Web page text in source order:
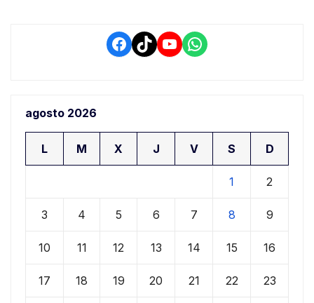
Facebook
TikTokYouTube
WhatsApp
agosto 2026
L M X J V S D
1 2
3 4 5 6 7 8 9
10 11 12 13 14 15 16
17 18 19 20 21 22 23